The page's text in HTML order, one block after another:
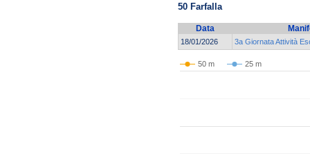
50 Farfalla
Data
18/01/2026 3a Giornata Attività
50 m 25 m